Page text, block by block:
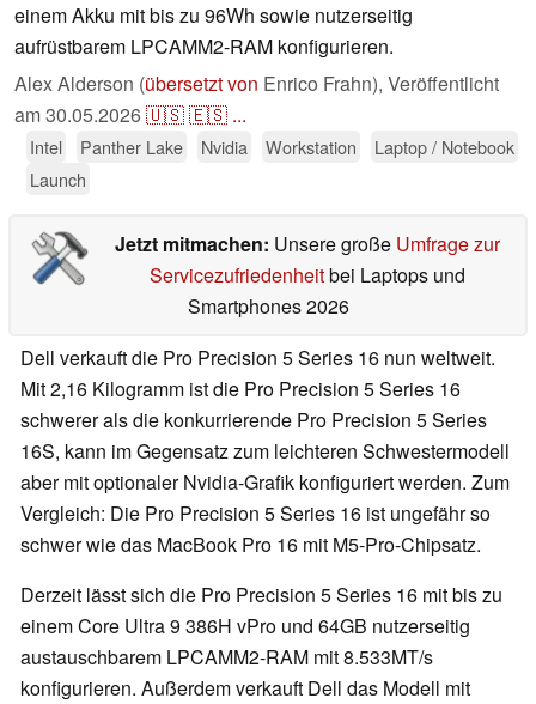
einem Akku mit bis zu 96Wh sowie nutzerseitig
aufrüstbarem LPCAMM2-RAM konfigurieren.
Alex Alderson (übersetzt von Enrico Frahn), Veröffentlicht
am30.05.2026🇺🇸🇪🇸 ...
Intel Panther Lake Nvidia Workstation
Laptop / Notebook
Launch
Jetzt mitmachen: Unsere große Umfrage zur
Servicezufriedenheitbei Laptops und
Smartphones 2026
Dell verkauft die Pro Precision 5 Series 16 nun weltweit.
Mit 2,16 Kilogramm ist die Pro Precision 5 Series 16
schwerer als die konkurrierende Pro Precision 5 Series
16S, kann im Gegensatz zum leichteren Schwestermodell
aber mit optionaler Nvidia-Grafik konfiguriert werden. Zum
Vergleich: Die Pro Precision 5 Series 16 ist ungefähr so
schwer wie das MacBook Pro 16 mit M5-Pro-Chipsatz.
Derzeit lässt sich die Pro Precision 5 Series 16 mit bis zu
einem Core Ultra 9 386H vPro und 64GB nutzerseitig
austauschbarem LPCAMM2-RAM mit 8.533MT/s
konfigurieren. Außerdem verkauft Dell das Modell mit